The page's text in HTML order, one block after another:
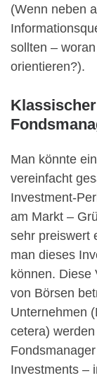
(Wenn neben
sollten –
orientieren?).
Man könnte
vereinfacht
Investment-
am Markt –
sehr preiswert
man dieses
können. Diese
von Börsen
Unternehmen
cetera)
Investments –